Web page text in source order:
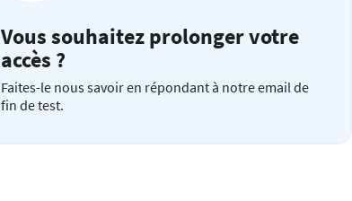
Vous souhaitez prolonger votre
accès ?
Faites-le nous savoir en répondant à notre email de
fin de test.